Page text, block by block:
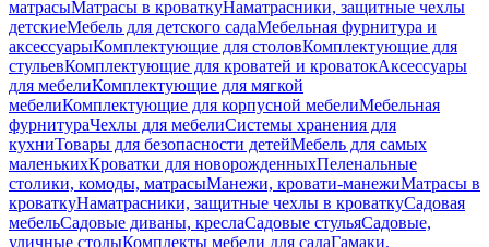
матрасыМатрасы в кроваткуНаматрасники, защитные чехлы
детскиеМебель для детского садаМебельная фурнитура и
аксессуарыКомплектующие для столовКомплектующие для
стульевКомплектующие для кроватей и кроватокАксессуары
для мебелиКомплектующие для мягкой
мебелиКомплектующие для корпусной мебелиМебельная
фурнитураЧехлы для мебелиСистемы хранения для
кухниТовары для безопасности детейМебель для самых
маленькихКроватки для новорожденныхПеленальные
столики, комоды, матрасыМанежи, кровати-манежиМатрасы в
кроваткуНаматрасники, защитные чехлы в кроваткуСадовая
мебельСадовые диваны, креслаСадовые стульяСадовые,
уличные столыКомплекты мебели для садаГамаки,